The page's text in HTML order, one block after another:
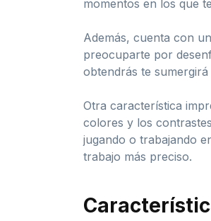
momentos en los que
Además, cuenta con
preocuparte por
obtendrás te
Otra característica
colores y los
jugando o trabajando
trabajo más preciso.